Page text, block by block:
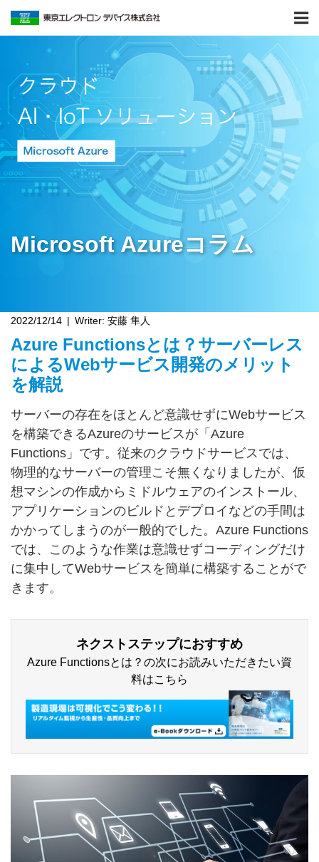
Microsoft Azureコラム
2022/12/14 Writer: 安藤 隼人
Azure Functionsとは？サーバーレス
によるWebサービス開発のメリット
を解説
サーバーの存在をほとんど意識せずにWebサービス
を構築できるAzureのサービスが「Azure
Functions」です。従来のクラウドサービスでは、
物理的なサーバーの管理こそ無くなりましたが、仮
想マシンの作成からミドルウェアのインストール、
アプリケーションのビルドとデプロイなどの手間は
かかってしまうのが一般的でした。Azure Functions
では、このような作業は意識せずコーディングだけ
に集中してWebサービスを簡単に構築することがで
きます。
ネクストステップにおすすめ
Azure Functionsとは？の次にお読みいただきたい資
料はこちら